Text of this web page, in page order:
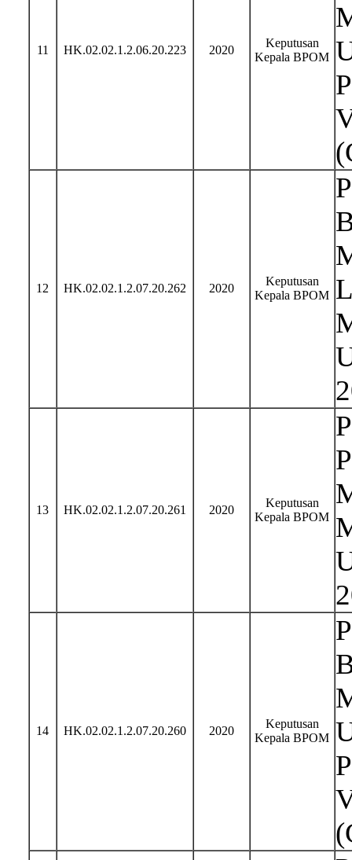
11 HK.02.02.1.2.06.20.223 2020
Keputusan
Kepala BPOM
12 HK.02.02.1.2.07.20.262 2020
Keputusan
Kepala BPOM
13 HK.02.02.1.2.07.20.261 2020
Keputusan
Kepala BPOM
14 HK.02.02.1.2.07.20.260 2020
Keputusan
Kepala BPOM